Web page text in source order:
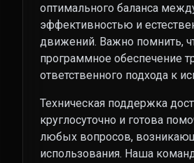
оптимального баланса
эффективностью и
движений. Важно помнить,
программное обеспечение
ответственного подхода к
Техническая поддержка
круглосуточно и готова
любых вопросов,
использования. Наша